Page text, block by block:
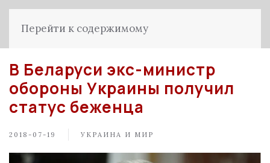
Перейти к содержимому
В Беларуси экс-министр
обороны Украины получил
статус беженца
2018-07-19 УКРАИНА И МИР